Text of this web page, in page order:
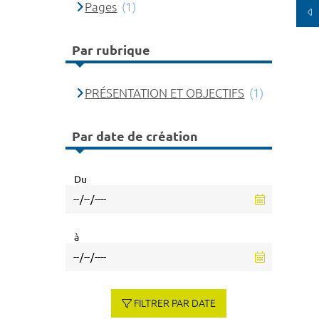
Pages (1)
Par rubrique
PRÉSENTATION ET OBJECTIFS (1)
Par date de création
Du
à
FILTRER PAR DATE